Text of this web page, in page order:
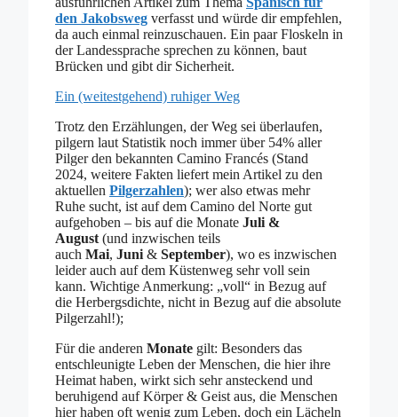
den Jakobsweg verfasst und würde dir empfehlen,
da auch einmal reinzuschauen. Ein paar Floskeln in
der Landessprache sprechen zu können, baut
Brücken und gibt dir Sicherheit.
Ein (weitestgehend) ruhiger Weg
Trotz den Erzählungen, der Weg sei überlaufen,
pilgern laut Statistik noch immer über 54% aller
Pilger den bekannten Camino Francés (Stand
2024, weitere Fakten liefert mein Artikel zu den
aktuellen Pilgerzahlen); wer also etwas mehr
Ruhe sucht, ist auf dem Camino del Norte gut
aufgehoben – bis auf die Monate Juli &
August(und inzwischen teils
auch Mai, Juni& September), wo es inzwischen
leider auch auf dem Küstenweg sehr voll sein
kann. Wichtige Anmerkung: „voll“ in Bezug auf
die Herbergsdichte, nicht in Bezug auf die absolute
Pilgerzahl!);
Für die anderen Monate gilt: Besonders das
entschleunigte Leben der Menschen, die hier ihre
Heimat haben, wirkt sich sehr ansteckend und
beruhigend auf Körper & Geist aus, die Menschen
hier haben oft wenig zum Leben, doch ein Lächeln